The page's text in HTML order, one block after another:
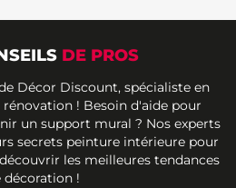
DE PROS
Décor Discount, spécialiste en
! Besoin d'aide pour
un support mural ? Nos experts
secrets peinture intérieure pour
les meilleures tendances
décoration !